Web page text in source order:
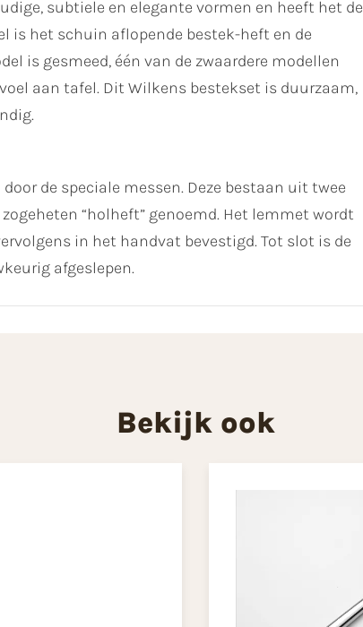
subtiele en elegante vormen en heeft het de
is het schuin aflopende bestek-heft en de
is gesmeed, één van de zwaardere modellen
aan tafel. Dit Wilkens bestekset is duurzaam,
de speciale messen. Deze bestaan uit twee
“holheft” genoemd. Het lemmet wordt
in het handvat bevestigd. Tot slot is de
afgeslepen.
Bekijk ook